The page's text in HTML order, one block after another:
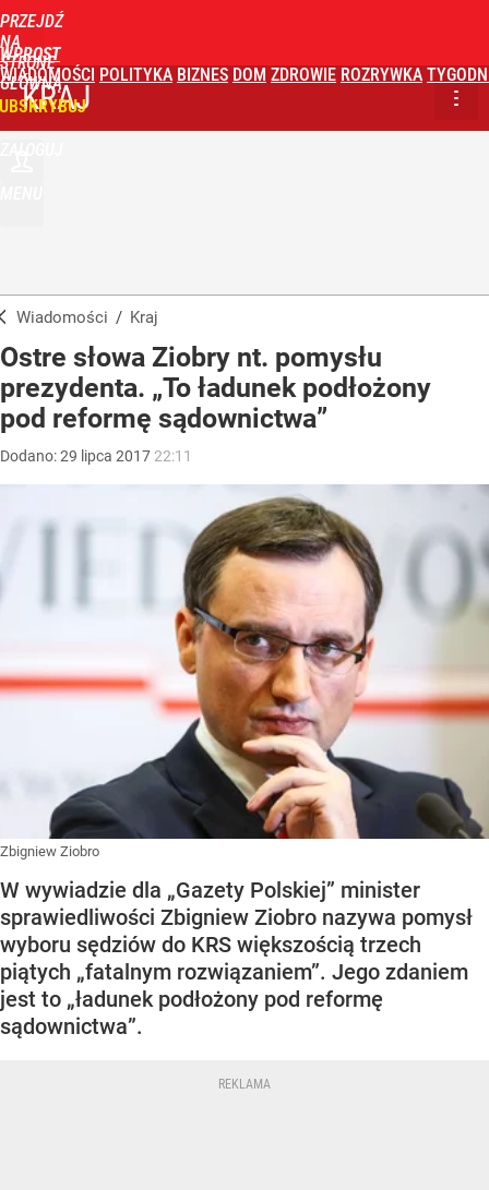
PRZEJDŹ
NA
STRONĘ
GŁÓWNĄ
WPROST
WIADOMOŚCI POLITYKA BIZNES DOM ZDROWIE ROZRYWKA
KRAJ
Wiadomości / Kraj
Ostre słowa Ziobry nt. pomysłu
prezydenta. „To ładunek podłożony
pod reformę sądownictwa”
Dodano:29 lipca 2017 22:11
Zbigniew Ziobro
W wywiadzie dla „Gazety Polskiej” minister
sprawiedliwości Zbigniew Ziobro nazywa pomysł
wyboru sędziów do KRS większością trzech
piątych „fatalnym rozwiązaniem”. Jego zdaniem
jest to „ładunek podłożony pod reformę
sądownictwa”.